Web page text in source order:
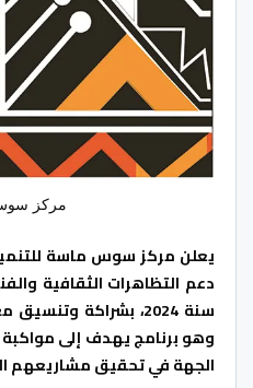
مركز
يعلن مركز سوس ماسة
دعم التظاهرات الثقافية
سنة 2024، بشراكة
وهو برنامج يهدف إلى مواكبة
الجهة في تحقيق مشاريعهم